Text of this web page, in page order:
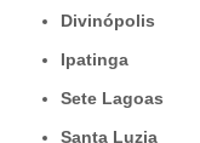
Divinópolis
Ipatinga
Sete Lagoas
Santa Luzia